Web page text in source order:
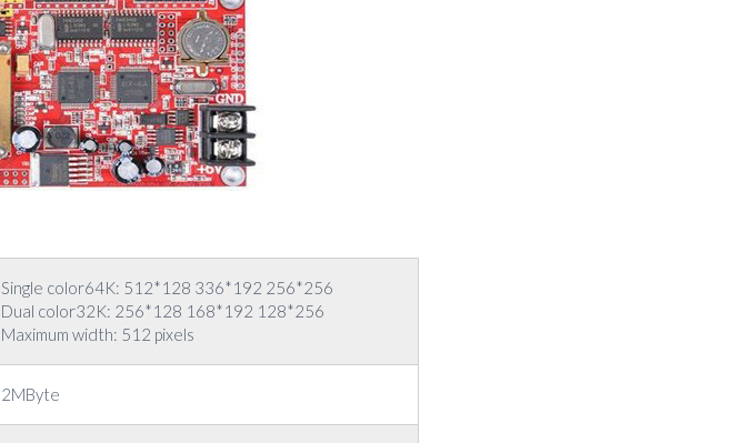
Single color64K: 512*128 336*192 256*256
Dual color32K: 256*128 168*192 128*256
Maximum width: 512 pixels
2MByte